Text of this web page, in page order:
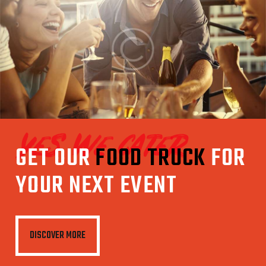
yes we cater
GET OURFOOD TRUCKFOR
YOUR NEXT EVENT
DISCOVER MORE